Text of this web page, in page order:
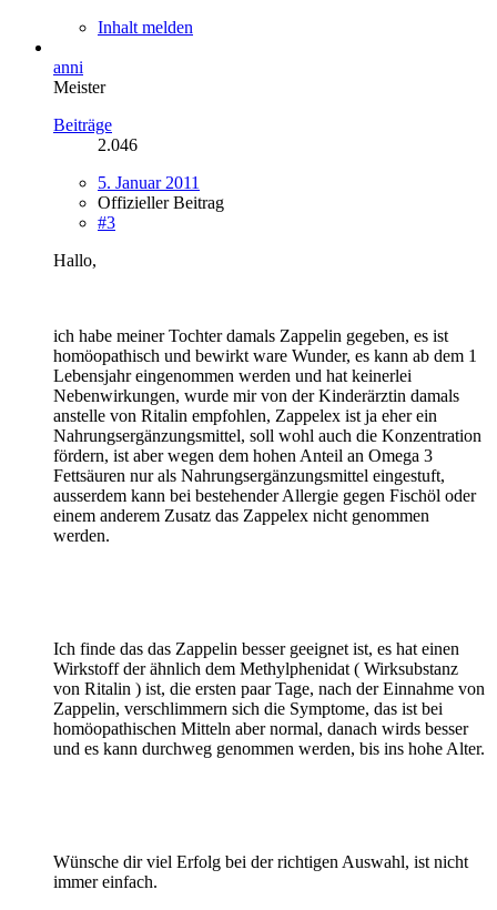
Inhalt melden
anni
Meister
Beiträge
2.046
5. Januar 2011
Offizieller Beitrag
#3
Hallo,
ich habe meiner Tochter damals Zappelin gegeben, es ist
homöopathisch und bewirkt ware Wunder, es kann ab dem 1
Lebensjahr eingenommen werden und hat keinerlei
Nebenwirkungen, wurde mir von der Kinderärztin damals
anstelle von Ritalin empfohlen, Zappelex ist ja eher ein
Nahrungsergänzungsmittel, soll wohl auch die Konzentration
fördern, ist aber wegen dem hohen Anteil an Omega 3
Fettsäuren nur als Nahrungsergänzungsmittel eingestuft,
ausserdem kann bei bestehender Allergie gegen Fischöl oder
einem anderem Zusatz das Zappelex nicht genommen
werden.
Ich finde das das Zappelin besser geeignet ist, es hat einen
Wirkstoff der ähnlich dem Methylphenidat ( Wirksubstanz
von Ritalin ) ist, die ersten paar Tage, nach der Einnahme von
Zappelin, verschlimmern sich die Symptome, das ist bei
homöopathischen Mitteln aber normal, danach wirds besser
und es kann durchweg genommen werden, bis ins hohe Alter.
Wünsche dir viel Erfolg bei der richtigen Auswahl, ist nicht
immer einfach.